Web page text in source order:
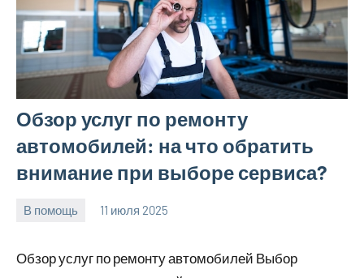
Обзор услуг по ремонту
автомобилей: на что обратить
внимание при выборе сервиса?
В помощь 11 июля 2025
Обзор услуг по ремонту автомобилей Выбор